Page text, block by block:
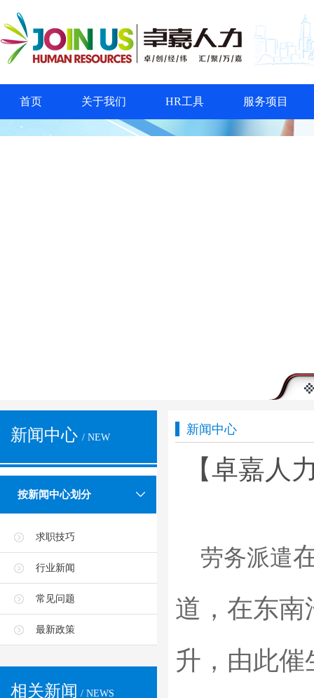
首页 关于我们 HR工具 服务项目
新闻中心 / NEW
按新闻中心划分
求职技巧
行业新闻
常见问题
最新政策
相关新闻 / NEWS
新闻中心
【卓嘉人
劳务派遣
道，在东南
升，由此催